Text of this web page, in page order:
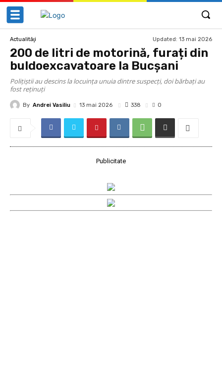
Actualităţi Updated: 13 mai 2026
200 de litri de motorină, furați din
buldoexcavatoare la Bucșani
Polițiștii au descins la locuința unuia dintre suspecți, doi bărbați au
fost reținuți
By Andrei Vasiliu 13 mai 2026 338 0
Publicitate